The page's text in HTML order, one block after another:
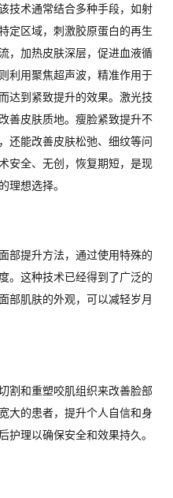
技术通常结合多种手段，如射
定区域，刺激胶原蛋白的再生
，加热皮肤深层，促进血液循
利用聚焦超声波，精准作用于
达到紧致提升的效果。激光技
善皮肤质地。瘦脸紧致提升不
还能改善皮肤松弛、细纹等问
安全、无创，恢复期短，是现
理想选择。
部提升方法，通过使用特殊的
。这种技术已经得到了广泛的
部肌肤的外观，可以减轻岁月
割和重塑咬肌组织来改善脸部
大的患者，提升个人自信和身
护理以确保安全和效果持久。